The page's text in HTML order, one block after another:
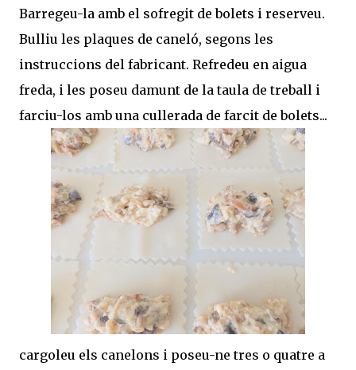
Barregeu-la amb el sofregit de bolets i reserveu.
Bulliu les plaques de caneló, segons les
instruccions del fabricant. Refredeu en aigua
freda, i les poseu damunt de la taula de treball i
farciu-los amb una cullerada de farcit de bolets...
cargoleu els canelons i poseu-ne tres o quatre a